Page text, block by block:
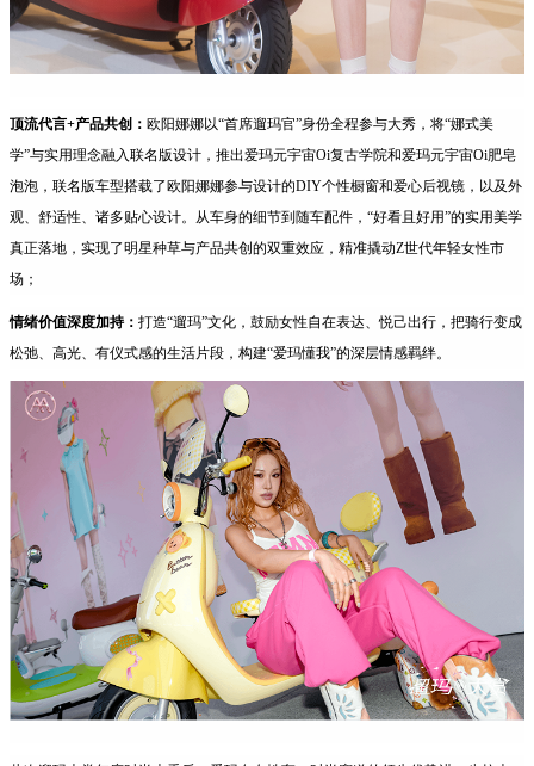
顶流代言+产品共创： 欧阳娜娜以“首席遛玛官”身份全程参与大秀，将“娜式美
学”与实用理念融入联名版设计，推出爱玛元宇宙Oi复古学院和爱玛元宇宙Oi肥皂
泡泡，联名版车型搭载了欧阳娜娜参与设计的DIY个性橱窗和爱心后视镜，以及外
观、舒适性、诸多贴心设计。从车身的细节到随车配件，“好看且好用”的实用美学
真正落地，实现了明星种草与产品共创的双重效应，精准撬动Z世代年轻女性市
场；
情绪价值深度加持： 打造“遛玛”文化，鼓励女性自在表达、悦己出行，把骑行变成
松弛、高光、有仪式感的生活片段，构建“爱玛懂我”的深层情感羁绊。